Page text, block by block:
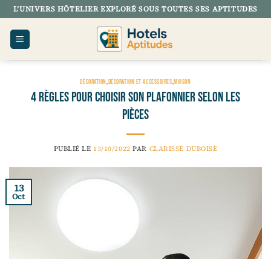
Passer
au
contenu
L’UNIVERS HÔTELIER EXPLORÉ SOUS TOUTES SES APTITUDES
DÉCORATION,DÉCORATION ET ACCESSOIRES,MAISON
4 règles pour choisir son plafonnier selon les
pièces
PUBLIÉ LE 13/10/2022 PAR CLARISSE DUBOISE
13
Oct